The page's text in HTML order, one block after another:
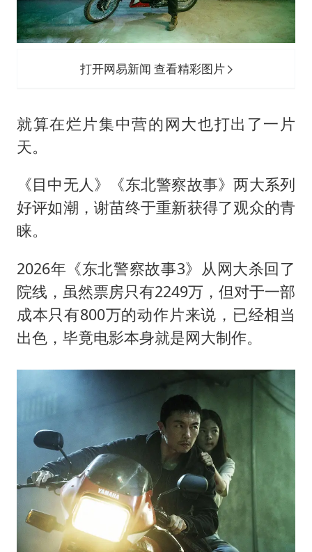
打开网易新闻 查看精彩图片
就算在烂片集中营的网大也打出了一片
天。
《目中无人》《东北警察故事》两大系列
好评如潮，谢苗终于重新获得了观众的青
睐。
2026年《东北警察故事3》从网大杀回了
院线，虽然票房只有2249万，但对于一部
成本只有800万的动作片来说，已经相当
出色，毕竟电影本身就是网大制作。